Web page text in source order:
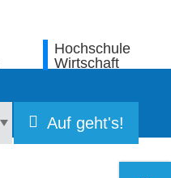
Hochschule
Wirtschaft
Auf geht's!